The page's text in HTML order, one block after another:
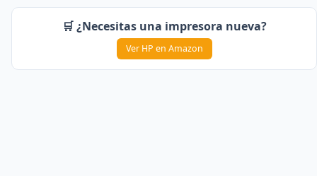
🛒 ¿Necesitas una impresora nueva?
Ver HP en Amazon